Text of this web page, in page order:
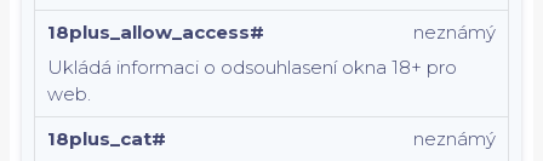
18plus_allow_access#
Ukládá informaci o odsouhlasení okna 18+ pro
web.
neznámý
18plus_cat#
neznámý